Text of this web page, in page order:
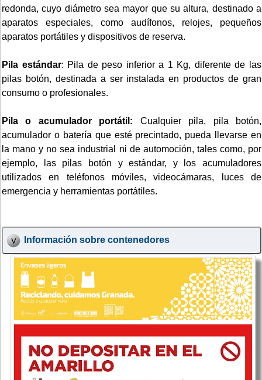
redonda, cuyo diámetro sea mayor que su altura, destinado a
aparatos especiales, como audífonos, relojes, pequeños
aparatos portátiles y dispositivos de reserva.
Pila estándar: Pila de peso inferior a 1 Kg, diferente de las
pilas botón, destinada a ser instalada en productos de gran
consumo o profesionales.
Pila o acumulador portátil: Cualquier pila, pila botón,
acumulador o batería que esté precintado, pueda llevarse en
la mano y no sea industrial ni de automoción, tales como, por
ejemplo, las pilas botón y estándar, y los acumuladores
utilizados en teléfonos móviles, videocámaras, luces de
emergencia y herramientas portátiles.
Información sobre contenedores